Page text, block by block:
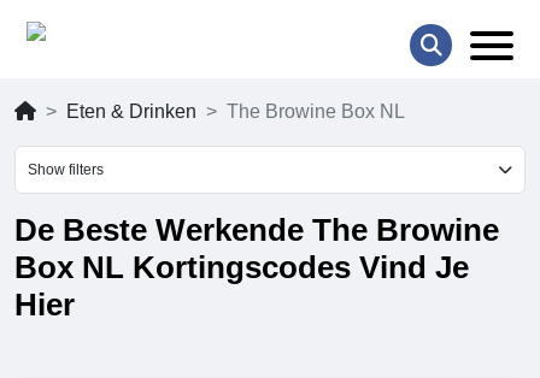
Eten & Drinken The Browine Box NL
Show filters
De Beste Werkende The Browine
Box NL Kortingscodes Vind Je
Hier